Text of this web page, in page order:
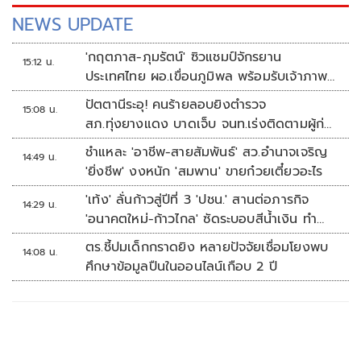
NEWS UPDATE
15:12 น.
'กฤตภาส-ภุมรัตน์' ซิวแชมป์จักรยาน
ประเทศไทย ผอ.เขื่อนภูมิพล พร้อมรับเจ้าภาพ
ต่อ ปี 2570
15:08 น.
ปัตตานีระอุ! คนร้ายลอบยิงตำรวจ
สภ.ทุ่งยางแดง บาดเจ็บ จนท.เร่งติดตามผู้ก่อ
เหตุ
14:49 น.
ชำแหละ 'อาชีพ-สายสัมพันธ์' สว.อำนาจเจริญ
'ยิ่งชีพ' งงหนัก 'สมพาน' ขายก๋วยเตี๋ยวอะไร
14:29 น.
'เท้ง' ลั่นก้าวสู่ปีที่ 3 'ปชน.' สานต่อภารกิจ
'อนาคตใหม่-ก้าวไกล' ซัดระบอบสีน้ำเงิน ทำ
หลักนิติรัฐ-นิติธรรมสั่นคลอน
14:08 น.
ตร.ชี้ปมเด็กกราดยิง หลายปัจจัยเชื่อมโยงพบ
ศึกษาข้อมูลปืนในออนไลน์เกือบ 2 ปี